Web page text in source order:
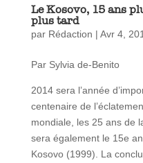
Le Kosovo, 15 ans
plus tard
par Rédaction | Avr 4,
Par Sylvia de-Benito
2014 sera l’année
centenaire de
mondiale, les 25 ans de
sera également le 15e
Kosovo (1999). La